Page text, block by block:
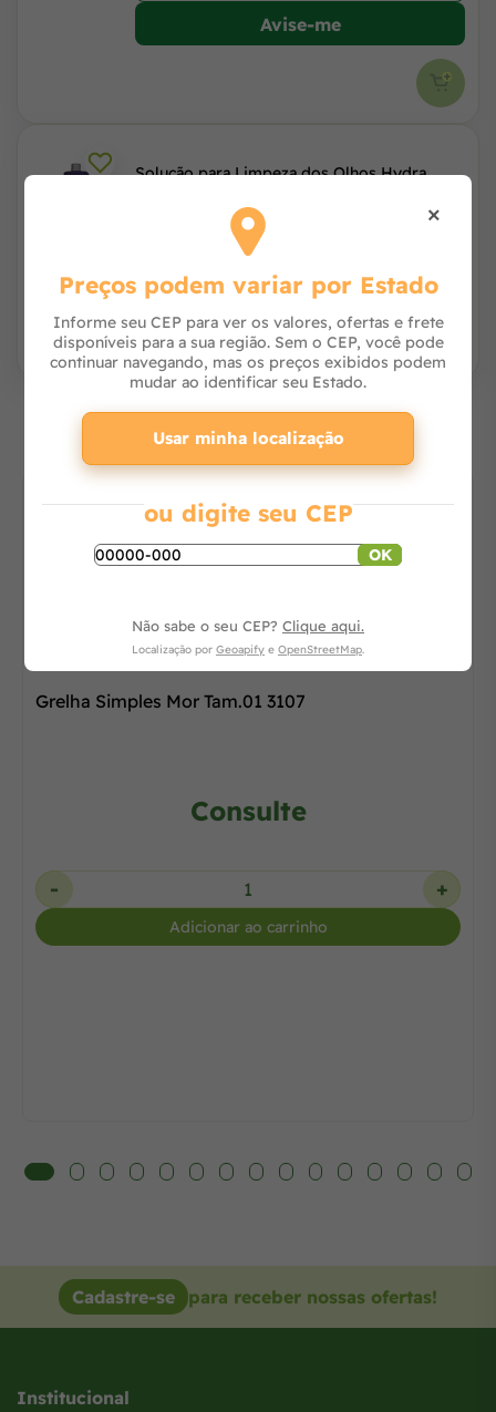
Avise-me
Solução para Limpeza dos Olhos Hydra
Avise-me
Os mais vendidos
Grelha Simples Mor Tam.01 3107
Consulte
- +
Adicionar ao carrinho
Cadastre-se para receber nossas ofertas!
Institucional
×
Preços podem variar por Estado
Informe seu CEP para ver os valores, ofertas e frete
disponíveis para a sua região. Sem o CEP, você pode
continuar navegando, mas os preços exibidos podem
mudar ao identificar seu Estado.
Usar minha localização
ou digite seu CEP
OK
Não sabe o seu CEP? Clique aqui.
Localização por Geoapify e OpenStreetMap